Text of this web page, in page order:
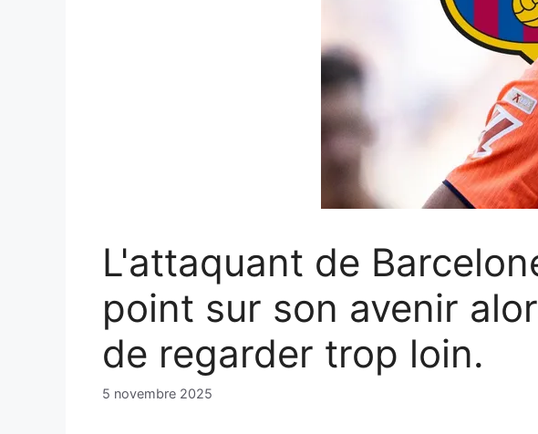
L'attaquant de
point sur son avenir
de regarder trop loin.
5 novembre 2025